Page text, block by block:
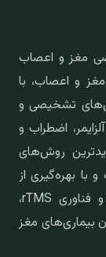
مغز و اعصاب
و اعصاب، با
تشخیصی و
اضطراب و
روش‌های
با بهره‌گیری از
پیشرفته‌ترین داروها، روش‌های غیر دارویی و فناوری rTMS،
بیماری‌های مغز